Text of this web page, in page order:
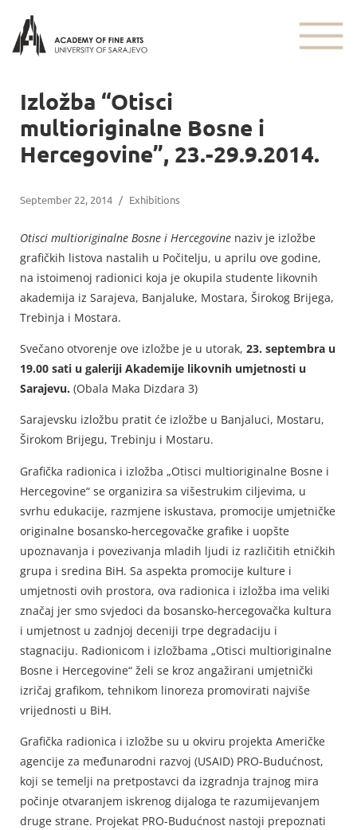
Izložba “Otisci
multioriginalne Bosne i
Hercegovine”, 23.-29.9.2014.
September 22, 2014 / Exhibitions
Otisci multioriginalne Bosne i Hercegovine naziv je izložbe
grafičkih listova nastalih u Počitelju, u aprilu ove godine,
na istoimenoj radionici koja je okupila studente likovnih
akademija iz Sarajeva, Banjaluke, Mostara, Širokog Brijega,
Trebinja i Mostara.
Svečano otvorenje ove izložbe je u utorak, 23. septembra u
19.00 sati u galeriji Akademije likovnih umjetnosti u
Sarajevu. (Obala Maka Dizdara 3)
Sarajevsku izložbu pratit će izložbe u Banjaluci, Mostaru,
Širokom Brijegu, Trebinju i Mostaru.
Grafička radionica i izložba „Otisci multioriginalne Bosne i
Hercegovine“ se organizira sa višestrukim ciljevima, u
svrhu edukacije, razmjene iskustava, promocije umjetničke
originalne bosansko-hercegovačke grafike i uopšte
upoznavanja i povezivanja mladih ljudi iz različitih etničkih
grupa i sredina BiH. Sa aspekta promocije kulture i
umjetnosti ovih prostora, ova radionica i izložba ima veliki
značaj jer smo svjedoci da bosansko-hercegovačka kultura
i umjetnost u zadnjoj deceniji trpe degradaciju i
stagnaciju. Radionicom i izložbama „Otisci multioriginalne
Bosne i Hercegovine“ želi se kroz angažirani umjetnički
izričaj grafikom, tehnikom linoreza promovirati najviše
vrijednosti u BiH.
Grafička radionica i izložbe su u okviru projekta Američke
agencije za međunarodni razvoj (USAID) PRO-Budućnost,
koji se temelji na pretpostavci da izgradnja trajnog mira
počinje otvaranjem iskrenog dijaloga te razumijevanjem
druge strane. Projekat PRO-Budućnost nastoji prepoznati